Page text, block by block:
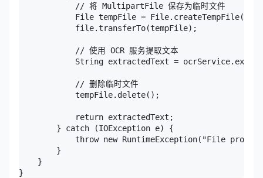
// 将 MultipartFile 保存为临时文件
File tempFile =
file.transferTo(tempFile);
// 使用 OCR 服务提取文本
String extractedText =
// 删除临时文件
tempFile.delete();
return extractedText;
} catch (IOException e) {
throw new RuntimeException("File
}
}
}